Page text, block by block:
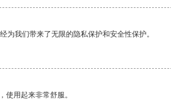
为我们带来了无限的隐私保护和安全性保护。
使用起来非常舒服。